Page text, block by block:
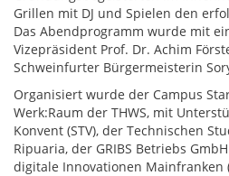
Grillen mit DJ und Spielen den
Das Abendprogramm wurde mit
Vizepräsident Prof. Dr. Achim
Schweinfurter Bürgermeisterin
Organisiert wurde der Campus
Werk:Raum der THWS, mit
Konvent (STV), der Technischen
Ripuaria, der GRIBS Betriebs
digitale Innovationen Mainfranken